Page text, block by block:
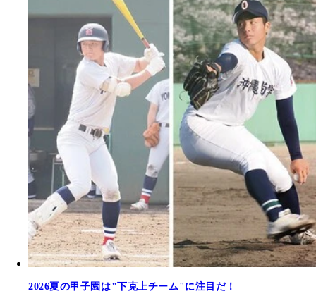
2026夏の甲子園は"下克上チーム"に注目だ！